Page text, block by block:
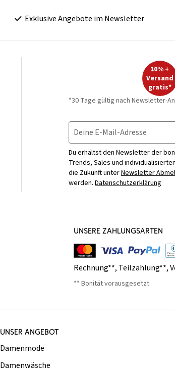
Exklusive Angebote im Newsletter
10% +
Versand
gratis*
*30 Tage gültig nach Newsletter-
Deine E-Mail-Adresse
Du erhältst den Newsletter der
Trends, Sales und
die Zukunft unterNewsletter
werden. Datenschutzerklärung
UNSERE ZAHLUNGSARTEN
Rechnung**, Teilzahlung**,
** Bonität vorausgesetzt
UNSER ANGEBOT
Damenmode
Damenwäsche